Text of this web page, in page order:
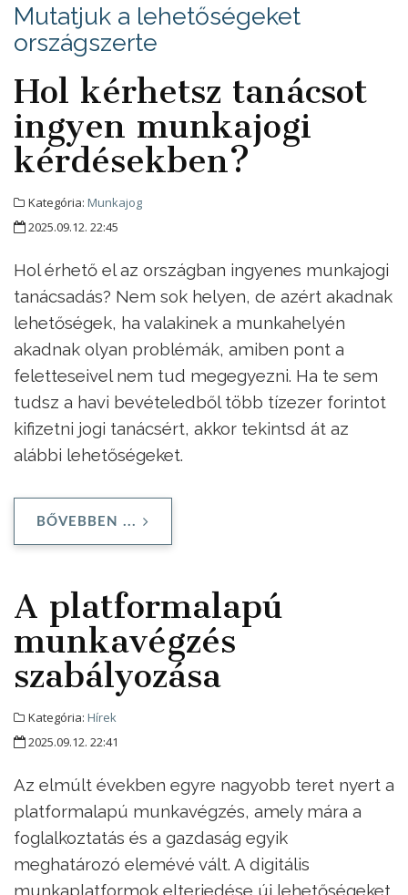
Mutatjuk a lehetőségeket
országszerte
Hol kérhetsz tanácsot
ingyen munkajogi
kérdésekben?
Kategória: Munkajog
2025.09.12. 22:45
Hol érhető el az országban ingyenes munkajogi
tanácsadás? Nem sok helyen, de azért akadnak
lehetőségek, ha valakinek a munkahelyén
akadnak olyan problémák, amiben pont a
feletteseivel nem tud megegyezni. Ha te sem
tudsz a havi bevételedből több tízezer forintot
kifizetni jogi tanácsért, akkor tekintsd át az
alábbi lehetőségeket.
BŐVEBBEN ...
A platformalapú
munkavégzés
szabályozása
Kategória: Hírek
2025.09.12. 22:41
Az elmúlt években egyre nagyobb teret nyert a
platformalapú munkavégzés, amely mára a
foglalkoztatás és a gazdaság egyik
meghatározó elemévé vált. A digitális
munkaplatformok elterjedése új lehetőségeket